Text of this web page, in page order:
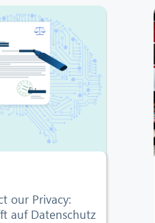
our Privacy:
auf Datenschutz